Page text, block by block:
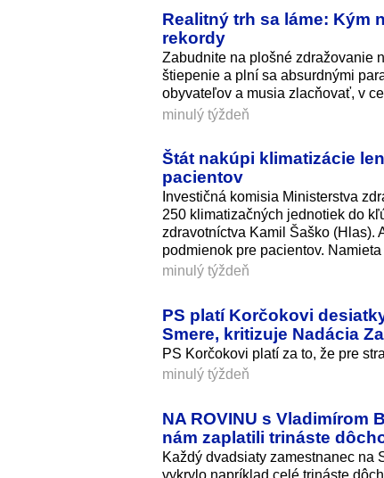
Realitný trh sa láme: Kým
rekordy
Zabudnite na plošné zdražovanie
štiepenie a plní sa absurdnými
obyvateľov a musia zlacňovať, v
minulý týždeň
Štát nakúpi klimatizácie
pacientov
Investičná komisia Ministerstva
250 klimatizačných jednotiek do
zdravotníctva Kamil Šaško (Hlas).
podmienok pre pacientov.
minulý týždeň
PS platí Korčokovi
Smere, kritizuje Nadácia
PS Korčokovi platí za to, že pre
minulý týždeň
NA ROVINU s Vladimírom
nám zaplatili trináste
Každý dvadsiaty zamestnanec na
vykrylo napríklad celé trináste